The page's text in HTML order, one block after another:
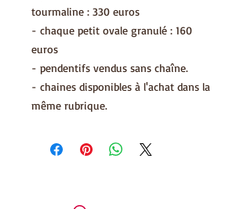
tourmaline : 330 euros
- chaque petit ovale granulé : 160
euros
- pendentifs vendus sans chaîne.
- chaines disponibles à l'achat dans la
même rubrique.